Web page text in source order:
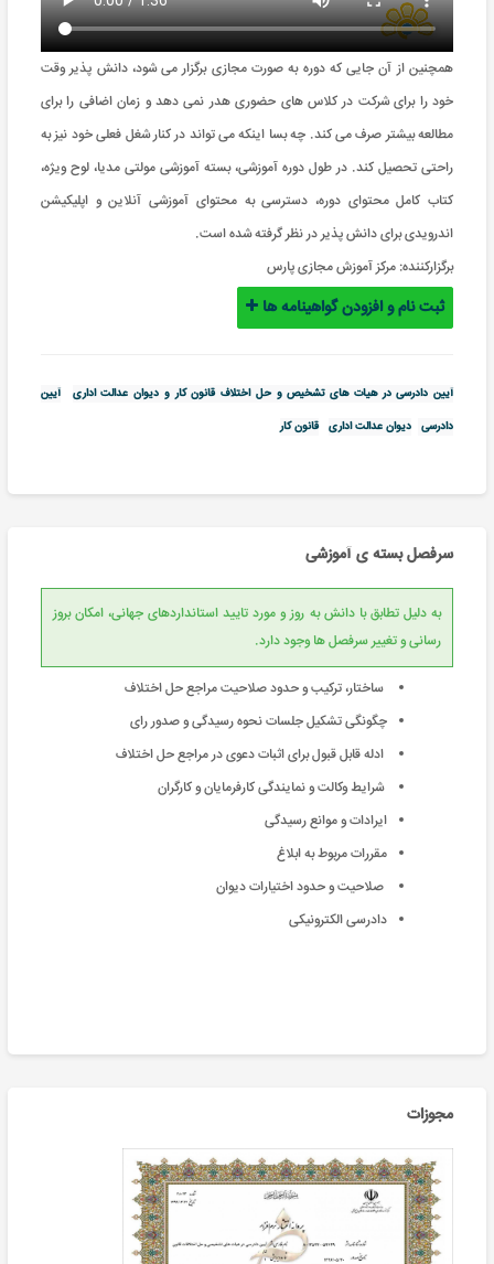
همچنین از آن جایی که دوره به صورت مجازی برگزار می شود، دانش پذیر وقت
خود را برای شرکت در کلاس های حضوری هدر نمی دهد و زمان اضافی را برای
مطالعه بیشتر صرف می کند. چه بسا اینکه می تواند در کنار شغل فعلی خود نیز به
راحتی تحصیل کند. در طول دوره آموزشی، بسته آموزشی مولتی مدیا، لوح ویژه،
کتاب کامل محتوای دوره، دسترسی به محتوای آموزشی آنلاین و اپلیکیشن
اندرویدی برای دانش پذیر در نظر گرفته شده است.
برگزارکننده: مرکز آموزش مجازی پارس
ثبت نام و افزودن گواهینامه ها
آیین دادرسی در هیات های تشخیص و حل اختلاف قانون کار و دیوان عدالت اداری
آیین
دادرسی دیوان عدالت اداری قانون کار
سرفصل بسته ی آموزشی
به دلیل تطابق با دانش به روز و مورد تایید استانداردهای جهانی، امکان بروز
رسانی و تغییر سرفصل ها وجود دارد.
ساختار، ترکیب و حدود صلاحیت مراجع حل اختلاف
چگونگی تشکیل جلسات نحوه رسیدگی و صدور رای
ادله قابل قبول برای اثبات دعوی در مراجع حل اختلاف
شرایط وکالت و نمایندگی کارفرمایان و کارگران
ایرادات و موانع رسیدگی
مقررات مربوط به ابلاغ
صلاحیت و حدود اختیارات دیوان
دادرسی الکترونیکی
مجوزات